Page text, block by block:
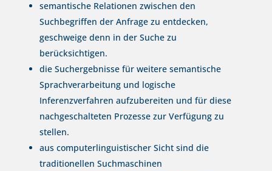
semantische Relationen zwischen den
Suchbegriffen der Anfrage zu entdecken,
geschweige denn in der Suche zu
berücksichtigen.
die Suchergebnisse für weitere semantische
Sprachverarbeitung und logische
Inferenzverfahren aufzubereiten und für diese
nachgeschalteten Prozesse zur Verfügung zu
stellen.
aus computerlinguistischer Sicht sind die
traditionellen Suchmaschinen